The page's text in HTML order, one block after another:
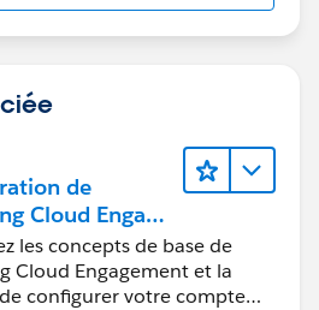
de
Cloud Engage
les concepts de base de
Cloud Engagement et la
configurer votre compte